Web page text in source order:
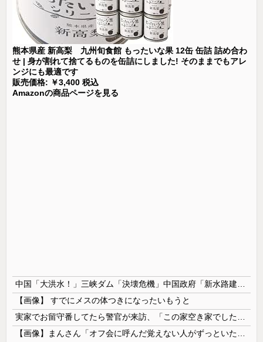
熊本県産 新高梨 九州旬食館 もったいな果 12缶 缶詰 詰め合わ
せ | 身が割れて捨てるものを缶詰にしました! そのままでもアレ
ンジにも最適です
販売価格: ￥3,400 税込
Amazonの商品ページを見る
【画像】 すでにメスの体つきになったいもうと